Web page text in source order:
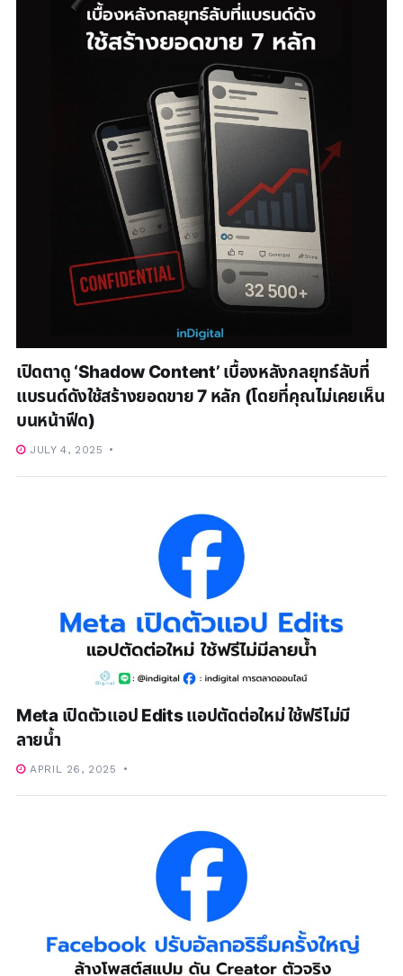
เปิดตาดู ‘Shadow Content’ เบื้องหลังกลยุทธ์ลับที่
แบรนด์ดังใช้สร้างยอดขาย 7 หลัก (โดยที่คุณไม่เคยเห็น
บนหน้าฟีด)
JULY 4, 2025
Meta เปิดตัวแอป Edits แอปตัดต่อใหม่ ใช้ฟรีไม่มี
ลายน้ำ
APRIL 26, 2025